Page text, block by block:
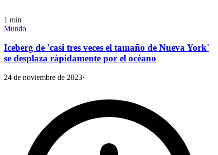
1 min
Mundo
Iceberg de 'casi tres veces el tamaño de Nueva York'
se desplaza rápidamente por el océano
24 de noviembre de 2023·